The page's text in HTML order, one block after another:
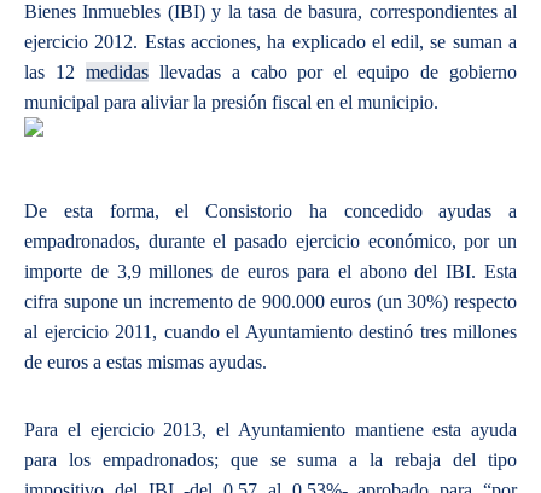
Bienes Inmuebles (IBI) y la tasa de basura, correspondientes al
ejercicio 2012. Estas acciones, ha explicado el edil, se suman a
las 12 medidasllevadas a cabo por el equipo de gobierno
municipal para aliviar la presión fiscal en el municipio.
De esta forma, el Consistorio ha concedido ayudas a
empadronados, durante el pasado ejercicio económico, por un
importe de 3,9 millones de euros para el abono del IBI. Esta
cifra supone un incremento de 900.000 euros (un 30%) respecto
al ejercicio 2011, cuando el Ayuntamiento destinó tres millones
de euros a estas mismas ayudas.
Para el ejercicio 2013, el Ayuntamiento mantiene esta ayuda
para los empadronados; que se suma a la rebaja del tipo